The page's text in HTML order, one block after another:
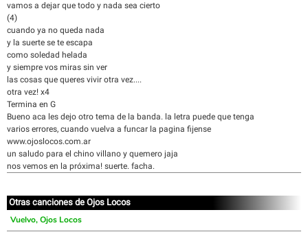
vamos a dejar que todo y nada sea cierto
(4)
cuando ya no queda nada
y la suerte se te escapa
como soledad helada
y siempre vos miras sin ver
las cosas que queres vivir otra vez....
otra vez! x4
Termina en G
Bueno aca les dejo otro tema de la banda. la letra puede que tenga
varios errores, cuando vuelva a funcar la pagina fijense
www.ojoslocos.com.ar
un saludo para el chino villano y quemero jaja
nos vemos en la próxima! suerte. facha.
Otras canciones de Ojos Locos
Vuelvo, Ojos Locos